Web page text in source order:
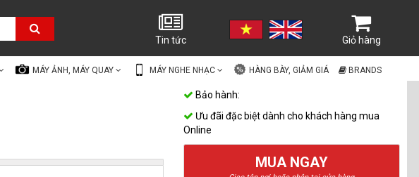
Tin tức Giỏ hàng
MÁY ẢNH, MÁY QUAY MÁY NGHE NHẠC HÀNG BÀY, GIẢM GIÁ BRANDS
Bảo hành:
Ưu đãi đặc biệt dành cho khách hàng mua
Online
MUA NGAY